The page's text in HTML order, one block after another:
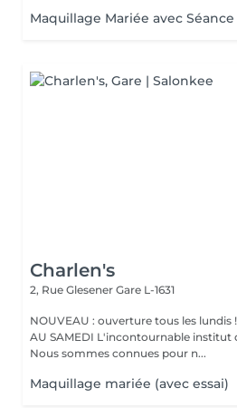
Maquillage Mariée avec Séance
Charlen's
2, Rue Glesener Gare L-1631
NOUVEAU : ouverture tous les lundis
AU SAMEDI L'incontournable institut de beauté à Luxembourg.
Nous sommes connues pour n...
Maquillage mariée (avec essai)